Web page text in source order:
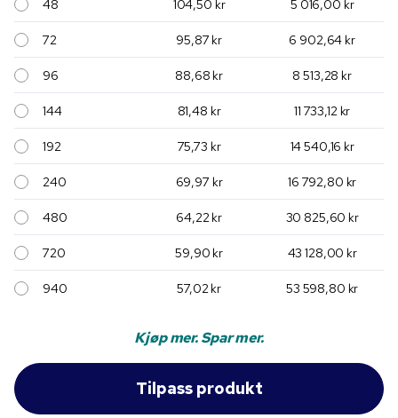
48 104,50 kr 5 016,00 kr
72 95,87 kr 6 902,64 kr
96 88,68 kr 8 513,28 kr
144 81,48 kr 11 733,12 kr
192 75,73 kr 14 540,16 kr
240 69,97 kr 16 792,80 kr
480 64,22 kr 30 825,60 kr
720 59,90 kr 43 128,00 kr
940 57,02 kr 53 598,80 kr
Kjøp mer. Spar mer.